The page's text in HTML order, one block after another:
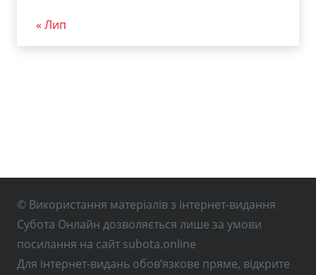
« Лип
© Використання матеріалів з інтернет-видання
Субота Онлайн дозволяється лише за умови
посилання на сайт subota.online
Для інтернет-видань обов’язкове пряме, відкрите